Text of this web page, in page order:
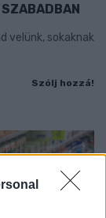
SZABADBAN
velünk, sokaknak
Szólj hozzá!